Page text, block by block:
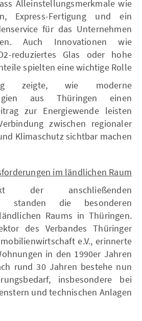
Alleinstellungsmerkmale wie
Express-Fertigung und ein
für das Unternehmen
Auch Innovationen wie
reduziertes Glas oder hohe
spielten eine wichtige Rolle.
zeigte, wie moderne
aus Thüringen einen
zur Energiewende leisten
zwischen regionaler
Klimaschutz sichtbar machen.
im ländlichen Raum
der anschließenden
standen die besonderen
Raums in Thüringen.
des Verbandes Thüringer
e.V., erinnerte
in den 1990er Jahren
rund 30 Jahren bestehe nun
insbesondere bei
und technischen Anlagen.